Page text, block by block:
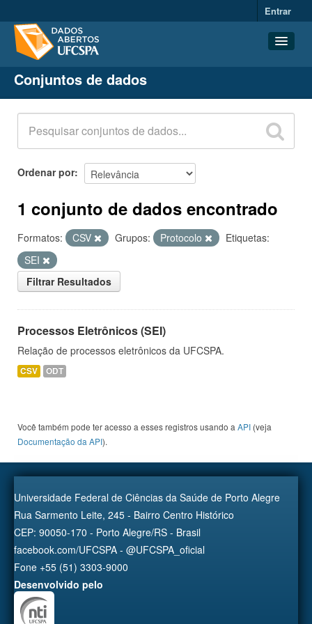
Entrar
Conjuntos de dados
Organizações
Grupos
Sobre
Conjuntos de dados
Ordenar por
1 conjunto de dados encontrado
Formatos: CSV Grupos: Protocolo
Etiquetas:
SEI
Filtrar Resultados
Processos Eletrônicos (SEI)
Relação de processos eletrônicos da UFCSPA.
CSV ODT
Você também pode ter acesso a esses registros usando a API (veja
Documentação da API).
Universidade Federal de Ciências da Saúde de Porto Alegre
Rua Sarmento Leite, 245 - Bairro Centro Histórico
CEP: 90050-170 - Porto Alegre/RS - Brasil
facebook.com/UFCSPA - @UFCSPA_oficial
Fone +55 (51) 3303-9000
Desenvolvido pelo